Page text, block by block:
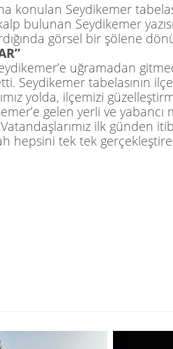
konulan Seydikemer
bulunan Seydikemer
görsel bir şölene
uğramadan
Seydikemer tabelasının
yolda, ilçemizi
gelen yerli ve yabancı
ilk günden
hepsini tek tek